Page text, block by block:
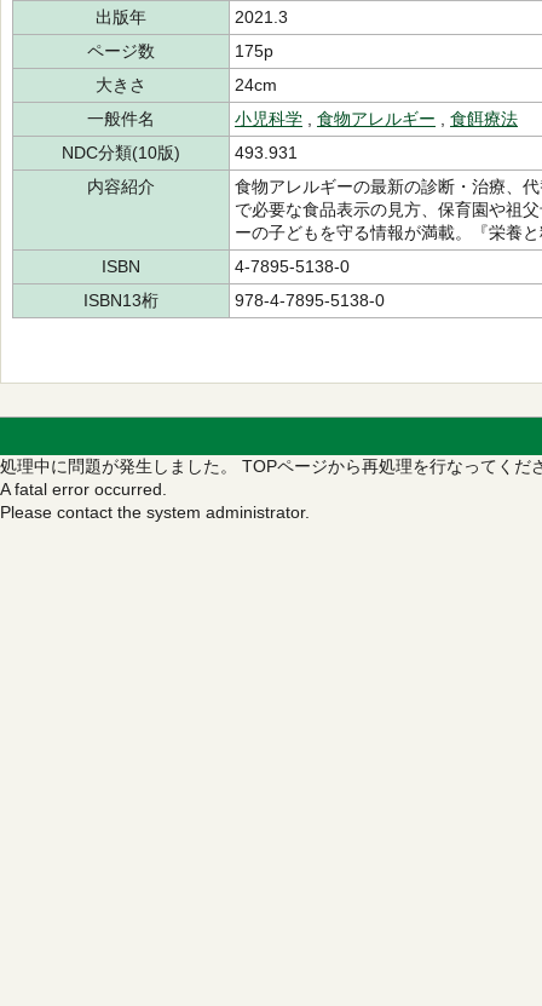
出版年
2021.3
ページ数
175p
大きさ
24cm
一般件名
小児科学 食物アレルギー
食餌療法
NDC分類(10版)
493.931
内容紹介
食物アレルギーの最新の診断・治療、
で必要な食品表示の見方、保育園や祖
ーの子どもを守る情報が満載。『栄養
ISBN
4-7895-5138-0
ISBN13桁
978-4-7895-5138-0
処理中に問題が発生しました。 TOPページから再処理を行なってくだ
A fatal error occurred.
Please contact the system administrator.